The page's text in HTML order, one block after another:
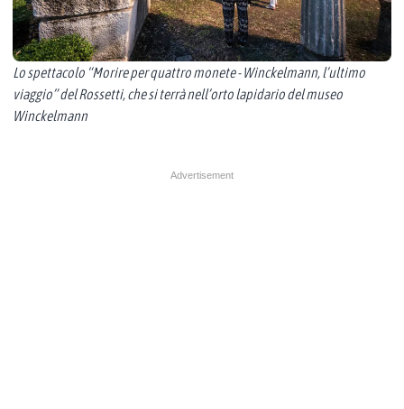
Lo spettacolo “Morire per quattro monete - Winckelmann, l’ultimo
viaggio” del Rossetti, che si terrà nell’orto lapidario del museo
Winckelmann